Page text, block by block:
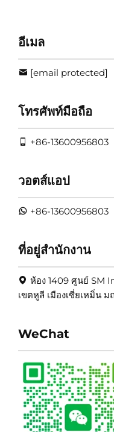
อีเมล
[email protected]
โทรศัพท์มือถือ
+86-13600956803
วอตส์แอป
+86-13600956803
ที่อยู่สำนักงาน
ห้อง 1409 ศูนย์ SM
เขตหูลี เมืองเซี่ยเหมิ่น
WeChat